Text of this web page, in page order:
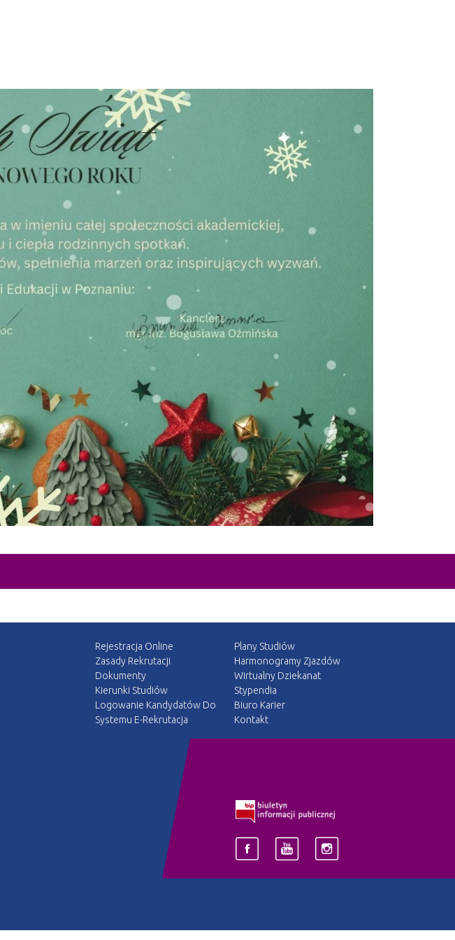
Rejestracja Online
Zasady Rekrutacji
Dokumenty
Kierunki Studiów
Logowanie Kandydatów Do
Systemu E-Rekrutacja
Plany Studiów
Harmonogramy Zjazdów
Wirtualny Dziekanat
Stypendia
Biuro Karier
Kontakt